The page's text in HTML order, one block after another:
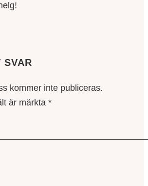
SVAR
kommer inte publiceras.
är märkta *